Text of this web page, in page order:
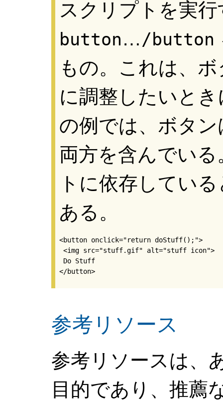
スクリプトを実
button…/button
もの。これは、
に調整したいと
の例では、ボタ
両方を含んでい
トに依存してい
ある。
<button onclick="return doStuff();">
<img src="stuff.gif" alt="stuff icon">
Do Stuff
参考リソース
参考リソースは、
目的であり、推薦